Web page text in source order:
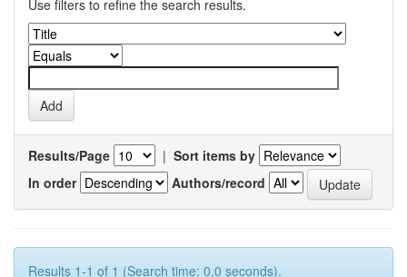
Use filters to refine the search results.
Results/Page | Sort items by
In order
Authors/record
Results 1-1 of 1 (Search time: 0.0 seconds).